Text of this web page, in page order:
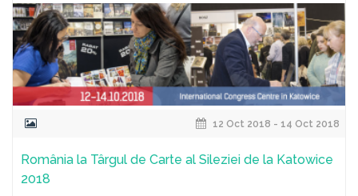
12 Oct 2018 - 14 Oct 2018
România la Târgul de Carte al Sileziei de la Katowice
2018